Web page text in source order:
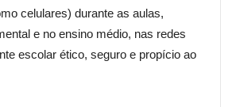
celulares) durante as aulas,
e no ensino médio, nas redes
escolar ético, seguro e propício ao